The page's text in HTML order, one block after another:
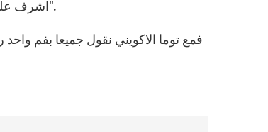
اشرف على هذا القداس الاحتفالي المريمي والذي يحمل شعار "وأنت سينفذ سيف في نفسك".
فمع توما الاكويني نقول جميعا بفم